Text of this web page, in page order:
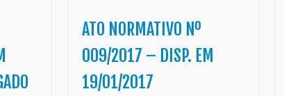
para
6º.
de
–
DE
Egrégio Tribunal de Justiça do
Estado do Espírito Santo, no uso de
suas atribuições legais e,
CONSIDERANDO o teor do
expediente protocolado neste
ATO NORMATIVO Nº
009/2017 – DISP. EM
19/01/2017